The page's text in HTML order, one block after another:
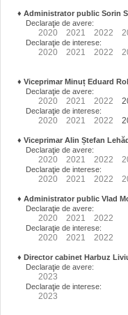
♦ Administrator public Sorin
Declaraţie de avere:
2020 2021 2022
Declaraţie de interese:
2020 2021 2022
♦ Viceprimar Minuț Eduard
Declaraţie de avere:
2020 2021 2022
Declaraţie de interese:
2020 2021 2022
♦ Viceprimar Alin Ștefan
Declaraţie de avere:
2020 2021 2022
Declaraţie de interese:
2020 2021 2022
♦ Administrator public Vlad
Declaraţie de avere:
2020 2021 2022
Declaraţie de interese:
2020 2021 2022
♦ Director cabinet Harbuz
Declaraţie de avere:
2023
Declaraţie de interese:
2023